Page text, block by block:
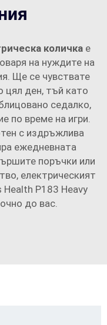
количка е
на нуждите на
Ще се чувствате
цял ден, тъй като
седалко,
по време на игри.
с издръжлива
ежедневната
поръчки или
електрическият
P183 Heavy
до вас.